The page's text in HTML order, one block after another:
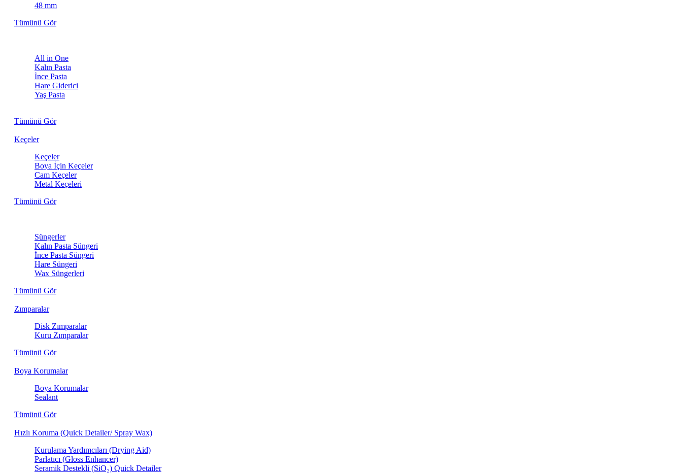
48 mm
Tümünü Gör
All in One
Kalın Pasta
İnce Pasta
Hare Giderici
Yaş Pasta
Tümünü Gör
Keçeler
Keçeler
Boya İçin Keçeler
Cam Keçeler
Metal Keçeleri
Tümünü Gör
Süngerler
Kalın Pasta Süngeri
İnce Pasta Süngeri
Hare Süngeri
Wax Süngerleri
Tümünü Gör
Zımparalar
Disk Zımparalar
Kuru Zımparalar
Tümünü Gör
Boya Korumalar
Boya Korumalar
Sealant
Tümünü Gör
Hızlı Koruma (Quick Detailer/ Spray Wax)
Kurulama Yardımcıları (Drying Aid)
Parlatıcı (Gloss Enhancer)
Seramik Destekli (SiO₂) Quick Detailer